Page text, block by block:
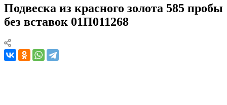
Подвеска из красного золота 585 пробы
без вставок 01П011268